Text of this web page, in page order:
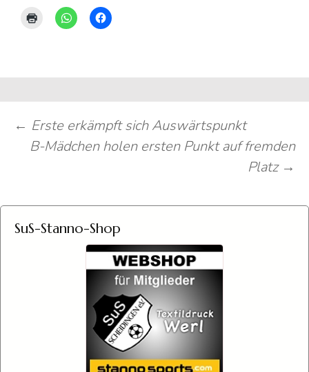
Beitragsnavigation
← Erste erkämpft sich Auswärtspunkt
B-Mädchen holen ersten Punkt auf fremden
Platz →
SuS-Stanno-Shop